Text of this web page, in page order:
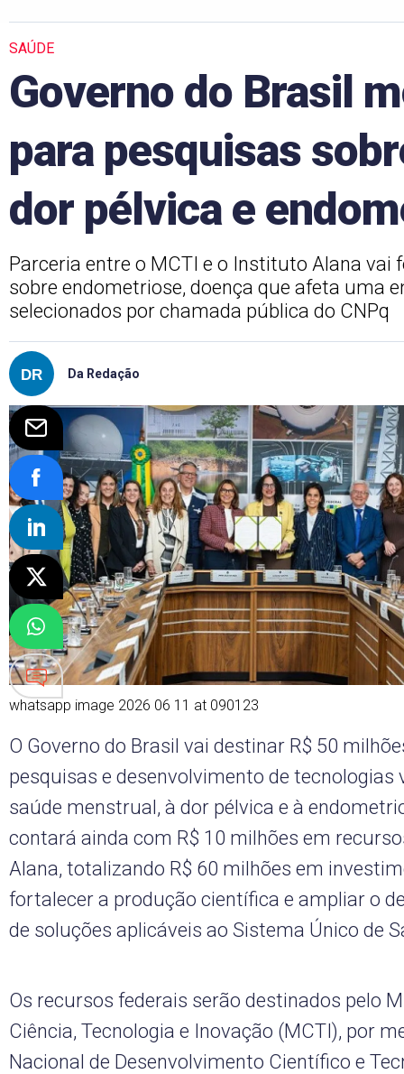
SAÚDE
Governo do Brasil
para pesquisas
dor pélvica e
Parceria entre o MCTI e o Instituto Alana
sobre endometriose, doença que afeta uma
selecionados por chamada pública do CNPq
Da Redação
whatsapp image 2026 06 11 at 090123
O Governo do Brasil vai destinar R$ 50
pesquisas e desenvolvimento de tecnologias
saúde menstrual, à dor pélvica e à
contará ainda com R$ 10 milhões em
Alana, totalizando R$ 60 milhões em
fortalecer a produção científica e ampliar o
de soluções aplicáveis ao Sistema Único de
Os recursos federais serão destinados pelo
Ciência, Tecnologia e Inovação (MCTI), por
Nacional de Desenvolvimento Científico e